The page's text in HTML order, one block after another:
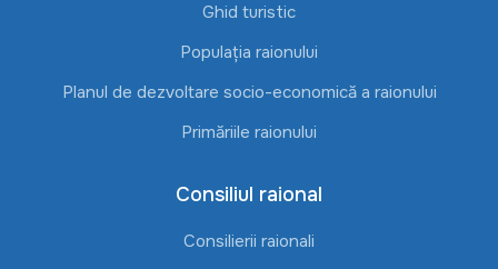
Ghid turistic
Populația raionului
Planul de dezvoltare socio-economică a raionului
Primăriile raionului
Consiliul raional
Consilierii raionali